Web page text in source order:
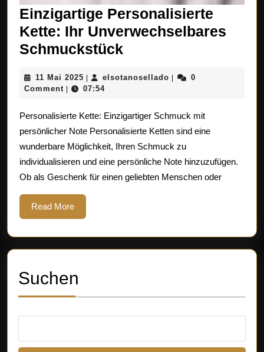
Einzigartige Personalisierte
Kette: Ihr Unverwechselbares
SchmuckstückEinzigartige
Kette:
Unverwechselbares
Schmuckstück
11 Mai 2025 11
Mai
elsotanosellado elsotanosellado
0
Comment
07:54
Personalisierte Kette: Einzigartiger Schmuck mit
persönlicher Note Personalisierte Ketten sind eine
wunderbare Möglichkeit, Ihren Schmuck zu
individualisieren und eine persönliche Note hinzuzufügen.
Ob als Geschenk für einen geliebten Menschen oder
Read MoreRead
More
Suchen